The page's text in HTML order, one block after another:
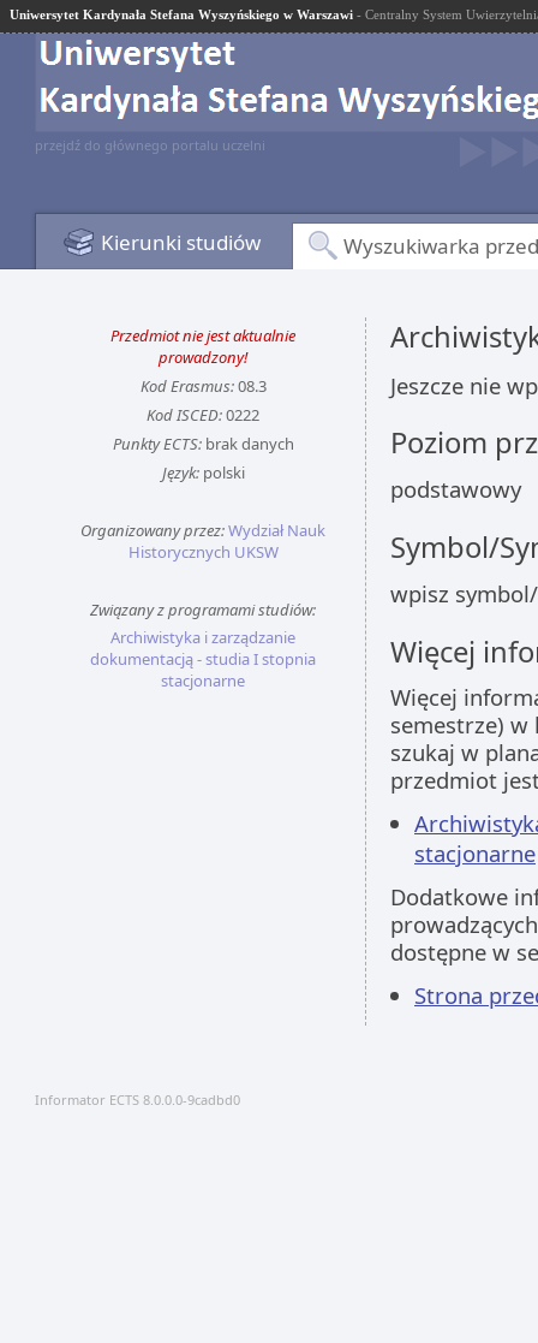
Uniwersytet Kardynała Stefana Wyszyńskiego w Warszawi - Centralny System
przejdź do głównego portalu uczelni
Kierunki studiów Wyszukiwarka
Przedmiot nie jest aktualnie
prowadzony!
Kod Erasmus:08.3
Kod ISCED:0222
Punkty ECTS:brak danych
Język:polski
Organizowany przez:Wydział Nauk
Historycznych UKSW
Związany z programami studiów:
Archiwistyka i zarządzanie
dokumentacją - studia I stopnia
stacjonarne
Jeszcze nie
Poziom
podstawowy
Symbol/
wpisz
Więcej
Więcej
semestrze)
szukaj w
przedmiot
stacjonarne
Dodatkowe
dostępne w
Strona
Informator ECTS 8.0.0.0-9cadbd0